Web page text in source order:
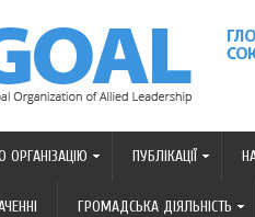
ОРГАНІЗАЦІЮ ПУБЛІКАЦІЇ
ГРОМАДСЬКА ДІЯЛЬНІСТЬ